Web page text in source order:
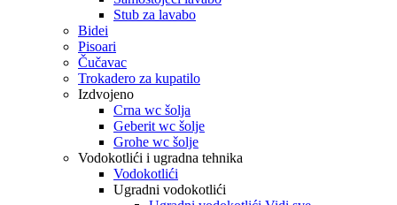
Stub za lavabo
Bidei
Pisoari
Čučavac
Trokadero za kupatilo
Izdvojeno
Crna wc šolja
Geberit wc šolje
Grohe wc šolje
Vodokotlići i ugradna tehnika
Vodokotlići
Ugradni vodokotlići